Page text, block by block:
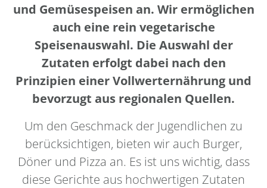
und Gemüsespeisen an. Wir ermöglichen
auch eine rein vegetarische
Speisenauswahl. Die Auswahl der
Zutaten erfolgt dabei nach den
Prinzipien einer Vollwerternährung und
bevorzugt aus regionalen Quellen.
Um den Geschmack der Jugendlichen zu
berücksichtigen, bieten wir auch Burger,
Döner und Pizza an. Es ist uns wichtig, dass
diese Gerichte aus hochwertigen Zutaten